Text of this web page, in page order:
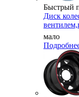
Быстрый
Диск
мало